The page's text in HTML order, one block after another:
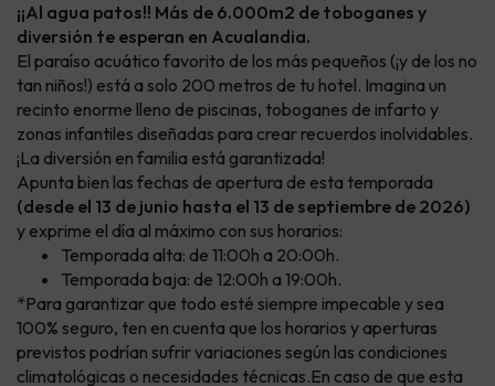
¡¡Al agua patos!! Más de 6.000m2 de toboganes y
diversión te esperan en Acualandia.
El paraíso acuático favorito de los más pequeños (¡y de los no
tan niños!) está a solo 200 metros de tu hotel. Imagina un
recinto enorme lleno de piscinas, toboganes de infarto y
zonas infantiles diseñadas para crear recuerdos inolvidables.
¡La diversión en familia está garantizada!
Apunta bien las fechas de apertura de esta temporada
(desde el 13 de junio hasta el 13 de septiembre de 2026)
y exprime el día al máximo con sus horarios:
Temporada alta: de 11:00h a 20:00h.
Temporada baja: de 12:00h a 19:00h.
*Para garantizar que todo esté siempre impecable y sea
100% seguro, ten en cuenta que los horarios y aperturas
previstos podrían sufrir variaciones según las condiciones
climatológicas o necesidades técnicas.En caso de que esta